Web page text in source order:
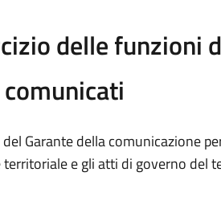
delle funzioni
Garante della comunicazione
e gli atti di governo del